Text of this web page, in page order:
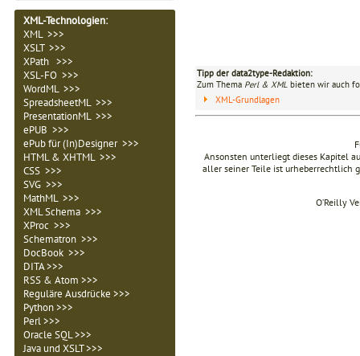
XML-Technologien:
XML >>>
XSLT >>>
XPath >>>
XSL-FO >>>
WordML >>>
SpreadsheetML >>>
PresentationML >>>
ePUB >>>
ePub für (In)Designer >>>
HTML & XHTML >>>
CSS >>>
SVG >>>
MathML >>>
XML Schema >>>
XProc >>>
Schematron >>>
DocBook >>>
DITA >>>
RSS & Atom >>>
Reguläre Ausdrücke >>>
Python >>>
Perl >>>
Oracle SQL >>>
Java und XSLT >>>
Tipp der data2type-Redaktion:
Zum Thema Perl & XML bieten wir auch
XML-Grundlagen
Ansonsten unterliegt dieses Kapitel
aller seiner Teile ist urheberrechtlich
O’Reilly